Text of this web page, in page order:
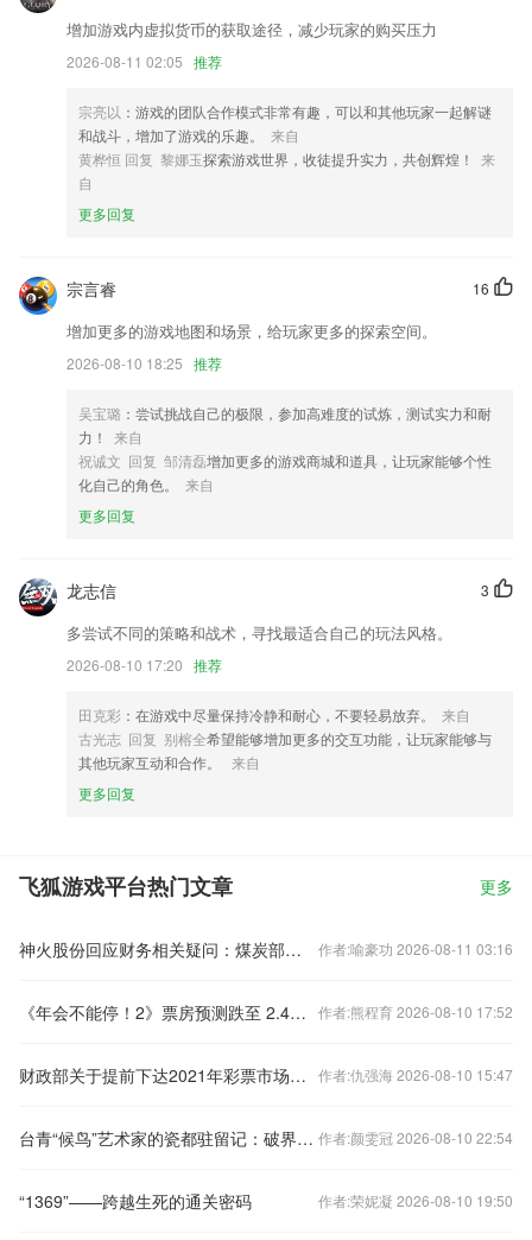
飞狐游戏平台更新了什么?
优化机酒流程简繁体版切换功能；
夏日专属模板滤镜上新，杂志风拼贴风宝丽来多格胶片……应有尽有
其他部分页面优化，修复了已知的BUG；
【优化】编辑自动化页面，新增删除按钮；
软件点评
联系我们
以上就是飞狐游戏平台的介绍，如果您喜欢这款软件，您可以到应用商店
进行打分评论，说出您的使用经历，以帮助我们更好的对产品进行优化修
增加游戏内虚拟货币的获取途径，减少玩家的购买压力
2026-08-11 02:05 推荐
宗亮以 ：游戏的团队合作模式非常有趣，可以和其他玩家一起解谜
和战斗，增加了游戏的乐趣。
来自
黄桦恒 回复 黎娜玉探索游戏世界，收徒提升实力，共创辉煌！
来
自
更多回复
16
宗言睿
增加更多的游戏地图和场景，给玩家更多的探索空间。
2026-08-10 18:25 推荐
吴宝璐 ：尝试挑战自己的极限，参加高难度的试炼，测试实力和耐
力！
来自
祝诚文 回复 邹清磊增加更多的游戏商城和道具，让玩家能够个性
化自己的角色。
来自
更多回复
3
龙志信
多尝试不同的策略和战术，寻找最适合自己的玩法风格。
2026-08-10 17:20 推荐
田克彩 ：在游戏中尽量保持冷静和耐心，不要轻易放弃。
来自
古光志 回复 别榕全希望能够增加更多的交互功能，让玩家能够与
其他玩家互动和合作。
来自
更多回复
飞狐游戏平台热门文章 更多
神火股份回应财务相关疑问：煤炭部分产品不存在"计提资金"情形 作者:喻豪功 2026-08-11 03:16
《年会不能停！2》票房预测跌至 2.48 亿，甚至不到第一部票房的零头，问题出在哪里？ 作者:熊程育 2026-08-10 17:52
财政部关于提前下达2021年彩票市场调控资金预算的通知 作者:仇强海 2026-08-10 15:47
台青“候鸟”艺术家的瓷都驻留记：破界、创作、交融 作者:颜雯冠 2026-08-10 22:54
“1369”——跨越生死的通关密码 作者:荣妮凝 2026-08-10 19:50